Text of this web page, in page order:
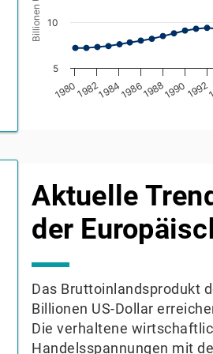
1980198219841986198819901992
10
5
Aktuelle
der
Das Bruttoinlandsprodukt
Billionen US-Dollar
Die verhaltene
Handelsspannungen mit